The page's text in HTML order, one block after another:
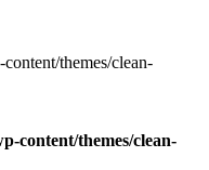
themes/clean-
content/themes/clean-